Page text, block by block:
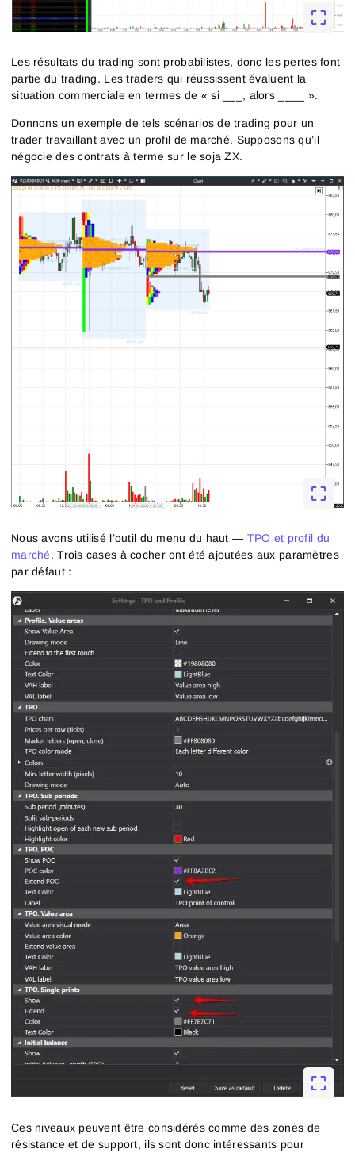
Les résultats du trading sont probabilistes, donc les pertes font
partie du trading. Les traders qui réussissent évaluent la
situation commerciale en termes de « si ___, alors ____ ».
Donnons un exemple de tels scénarios de trading pour un
trader travaillant avec un profil de marché. Supposons qu’il
négocie des contrats à terme sur le soja ZX.
Nous avons utilisé l’outil du menu du haut — TPO et profil du
marché. Trois cases à cocher ont été ajoutées aux paramètres
par défaut :
Ces niveaux peuvent être considérés comme des zones de
résistance et de support, ils sont donc intéressants pour
Close
Email
Mot de passe
Mot de passe oublié ?
Se connecter
Pas de compte ?S’inscrire
Réinitialiser le mot de passe
Saisis ton adresse e-mail et nous t’enverrons un lien
Email
Réinitialiser le mot de passe
Email
Je souhaite recevoir des offres spéciales d'ATAS
J’accepte les
Terms of use ,License agreement .
Consultez notre Politique de confidentialité
S’inscrire
Tu as déjà un compte ? Connexion